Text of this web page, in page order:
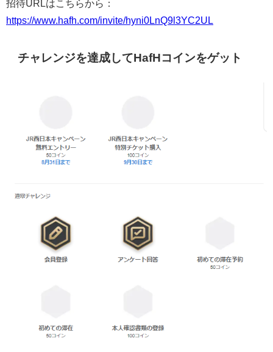
招待URLはこちらから：
https://www.hafh.com/invite/hyni0LnQ9l3YC2UL
チャレンジを達成してHafHコインをゲット